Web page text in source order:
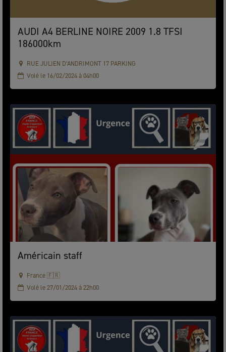
AUDI A4 BERLINE NOIRE 2009 1.8 TFSI
186000km
RUE JULIEN D’ANDRIMONT 17 PARKING
Volé le 16/02/2024 à 04h00
Américain staff
France 🇫🇷
Volé le 27/01/2024 à 22h00